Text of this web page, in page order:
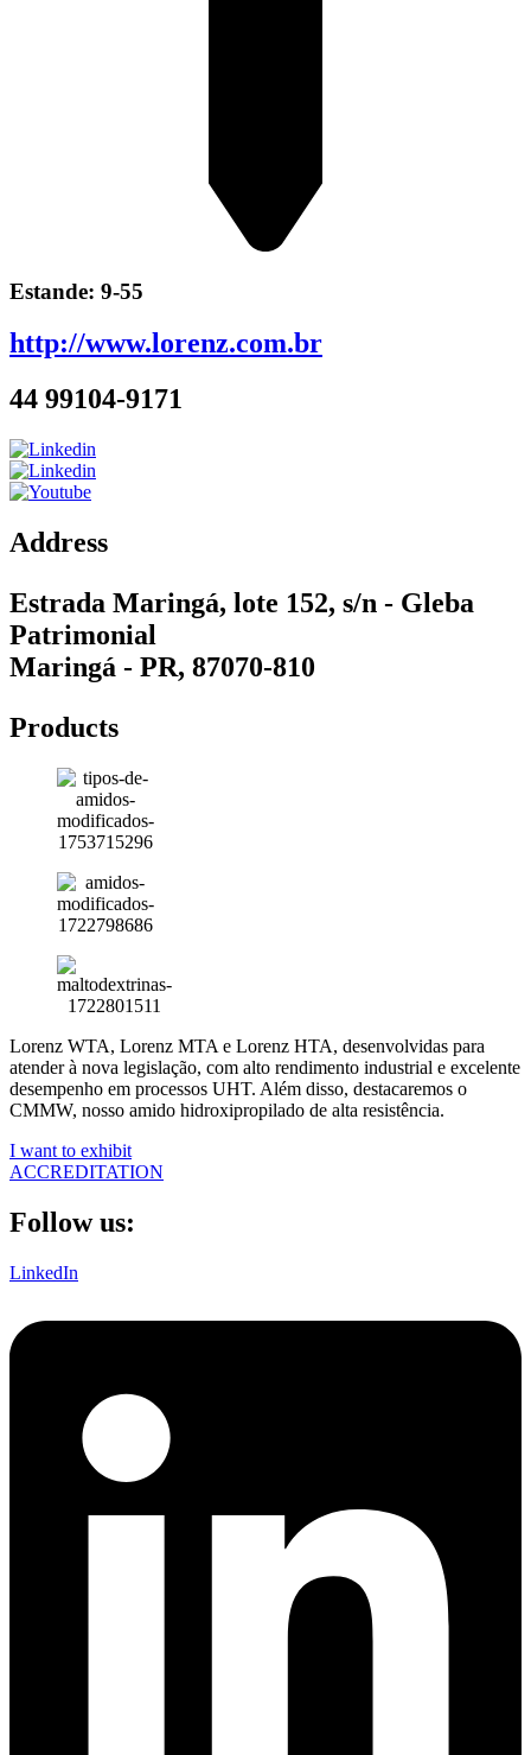
Estande: 9-55
http://www.lorenz.com.br
44 99104-9171
Address
Estrada Maringá, lote 152, s/n - Gleba
Patrimonial
Maringá - PR, 87070-810
Products
Lorenz WTA, Lorenz MTA e Lorenz HTA, desenvolvidas para
atender à nova legislação, com alto rendimento industrial e excelente
desempenho em processos UHT. Além disso, destacaremos o
CMMW, nosso amido hidroxipropilado de alta resistência.
I want to exhibit
ACCREDITATION
Follow us:
LinkedIn